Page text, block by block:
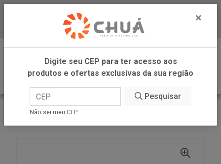
Baixe já nosso APP
0
INÍCIO
LINEA ALIMENTOS
×
Digite seu CEP para ter acesso aos
produtos e ofertas exclusivas da sua região
Pesquisar
Não sei meu CEP